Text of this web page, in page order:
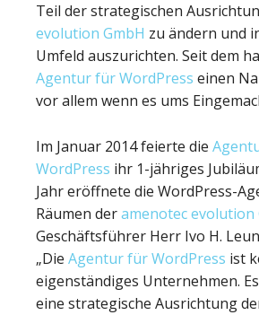
Teil der strategischen
evolution GmbH zu ändern und
Umfeld auszurichten. Seit dem
Agentur für WordPress einen
vor allem wenn es ums
Im Januar 2014 feierte die
WordPress ihr 1-jähriges
Jahr eröffnete die WordPress-
Räumen deramenotec evolution
Geschäftsführer Herr Ivo H.
„Die Agentur für WordPress ist
eigenständiges Unternehmen.
eine strategische Ausrichtung